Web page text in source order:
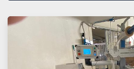
Tutte le categorie
Ordina per